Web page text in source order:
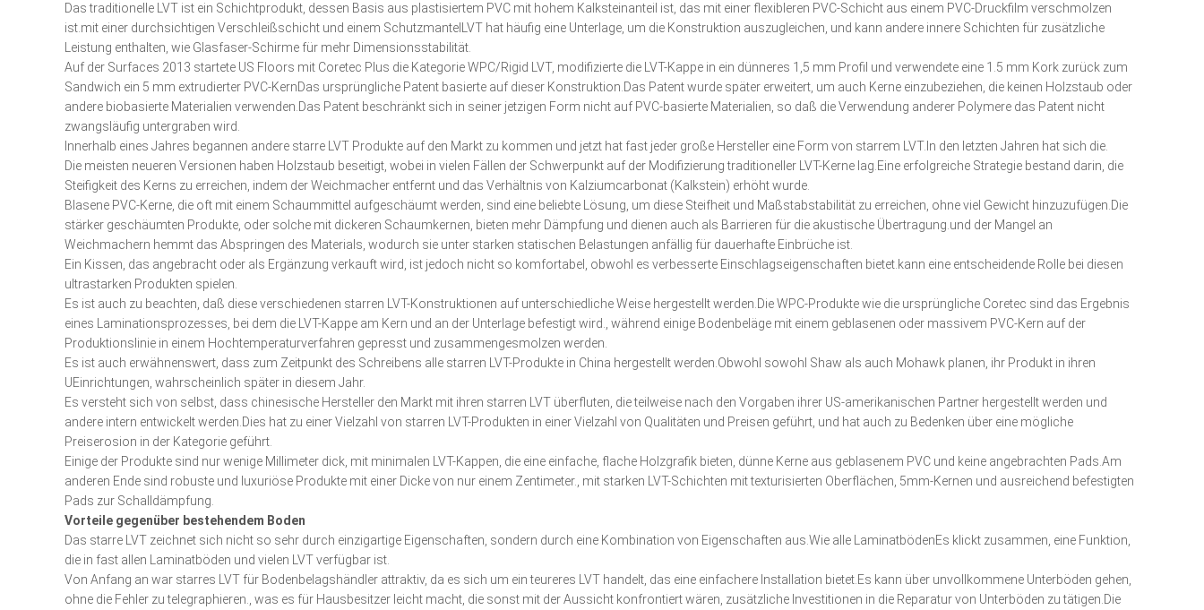
Das traditionelle LVT ist ein Schichtprodukt, dessen Basis aus plastisiertem PVC mit hohem Kalksteinanteil ist, das mit einer flexibleren PVC-Schicht aus einem PVC-Druckfilm verschmolzen
ist.mit einer durchsichtigen Verschleißschicht und einem SchutzmantelLVT hat häufig eine Unterlage, um die Konstruktion auszugleichen, und kann andere innere Schichten für zusätzliche
Leistung enthalten, wie Glasfaser-Schirme für mehr Dimensionsstabilität.
Auf der Surfaces 2013 startete US Floors mit Coretec Plus die Kategorie WPC/Rigid LVT, modifizierte die LVT-Kappe in ein dünneres 1,5 mm Profil und verwendete eine 1.5 mm Kork zurück zum
Sandwich ein 5 mm extrudierter PVC-KernDas ursprüngliche Patent basierte auf dieser Konstruktion.Das Patent wurde später erweitert, um auch Kerne einzubeziehen, die keinen Holzstaub oder
andere biobasierte Materialien verwenden.Das Patent beschränkt sich in seiner jetzigen Form nicht auf PVC-basierte Materialien, so daß die Verwendung anderer Polymere das Patent nicht
zwangsläufig untergraben wird.
Innerhalb eines Jahres begannen andere starre LVT Produkte auf den Markt zu kommen und jetzt hat fast jeder große Hersteller eine Form von starrem LVT.In den letzten Jahren hat sich die.
Die meisten neueren Versionen haben Holzstaub beseitigt, wobei in vielen Fällen der Schwerpunkt auf der Modifizierung traditioneller LVT-Kerne lag.Eine erfolgreiche Strategie bestand darin, die
Steifigkeit des Kerns zu erreichen, indem der Weichmacher entfernt und das Verhältnis von Kalziumcarbonat (Kalkstein) erhöht wurde.
Blasene PVC-Kerne, die oft mit einem Schaummittel aufgeschäumt werden, sind eine beliebte Lösung, um diese Steifheit und Maßstabstabilität zu erreichen, ohne viel Gewicht hinzuzufügen.Die
stärker geschäumten Produkte, oder solche mit dickeren Schaumkernen, bieten mehr Dämpfung und dienen auch als Barrieren für die akustische Übertragung.und der Mangel an
Weichmachern hemmt das Abspringen des Materials, wodurch sie unter starken statischen Belastungen anfällig für dauerhafte Einbrüche ist.
Ein Kissen, das angebracht oder als Ergänzung verkauft wird, ist jedoch nicht so komfortabel, obwohl es verbesserte Einschlagseigenschaften bietet.kann eine entscheidende Rolle bei diesen
ultrastarken Produkten spielen.
Es ist auch zu beachten, daß diese verschiedenen starren LVT-Konstruktionen auf unterschiedliche Weise hergestellt werden.Die WPC-Produkte wie die ursprüngliche Coretec sind das Ergebnis
eines Laminationsprozesses, bei dem die LVT-Kappe am Kern und an der Unterlage befestigt wird., während einige Bodenbeläge mit einem geblasenen oder massivem PVC-Kern auf der
Produktionslinie in einem Hochtemperaturverfahren gepresst und zusammengesmolzen werden.
Es ist auch erwähnenswert, dass zum Zeitpunkt des Schreibens alle starren LVT-Produkte in China hergestellt werden.Obwohl sowohl Shaw als auch Mohawk planen, ihr Produkt in ihren
UEinrichtungen, wahrscheinlich später in diesem Jahr.
Es versteht sich von selbst, dass chinesische Hersteller den Markt mit ihren starren LVT überfluten, die teilweise nach den Vorgaben ihrer US-amerikanischen Partner hergestellt werden und
andere intern entwickelt werden.Dies hat zu einer Vielzahl von starren LVT-Produkten in einer Vielzahl von Qualitäten und Preisen geführt, und hat auch zu Bedenken über eine mögliche
Preiserosion in der Kategorie geführt.
Einige der Produkte sind nur wenige Millimeter dick, mit minimalen LVT-Kappen, die eine einfache, flache Holzgrafik bieten, dünne Kerne aus geblasenem PVC und keine angebrachten Pads.Am
anderen Ende sind robuste und luxuriöse Produkte mit einer Dicke von nur einem Zentimeter., mit starken LVT-Schichten mit texturisierten Oberflächen, 5mm-Kernen und ausreichend befestigten
Pads zur Schalldämpfung.
Vorteile gegenüber bestehendem Boden
Das starre LVT zeichnet sich nicht so sehr durch einzigartige Eigenschaften, sondern durch eine Kombination von Eigenschaften aus.Wie alle LaminatbödenEs klickt zusammen, eine Funktion,
die in fast allen Laminatböden und vielen LVT verfügbar ist.
Von Anfang an war starres LVT für Bodenbelagshändler attraktiv, da es sich um ein teureres LVT handelt, das eine einfachere Installation bietet.Es kann über unvollkommene Unterböden gehen,
ohne die Fehler zu telegraphieren., was es für Hausbesitzer leicht macht, die sonst mit der Aussicht konfrontiert wären, zusätzliche Investitionen in die Reparatur von Unterböden zu tätigen.Die